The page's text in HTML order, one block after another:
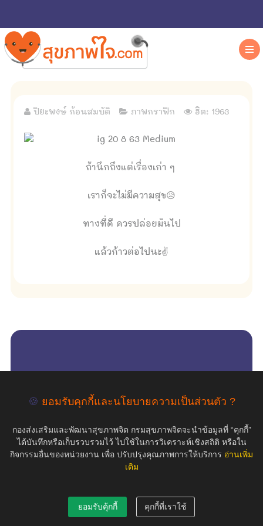
ปิยะพงษ์ ก้อนสมบัติ ภาพกราฟิก ฮิต: 1963
ถ้านึกถึงแต่เรื่องเก่า ๆ
เราก็จะไม่มีความสุข😥
ทางที่ดี ควรปล่อยมันไป
แล้วก้าวต่อไปนะ✌
🍪 ยอมรับคุกกี้และนโยบายความเป็นส่วนตัว ?
กองส่งเสริมและพัฒนาสุขภาพจิต กรมสุขภาพจิตจะนำข้อมูลที่ “คุกกี้”
ได้บันทึกหรือเก็บรวบรวมไว้ ไปใช้ในการวิเคราะห์เชิงสถิติ หรือใน
กิจกรรมอื่นของหน่วยงาน เพื่อ ปรับปรุงคุณภาพการให้บริการ อ่านเพิ่ม
เติม
ยอมรับคุ้กกี้ คุกกี้ที่เราใช้